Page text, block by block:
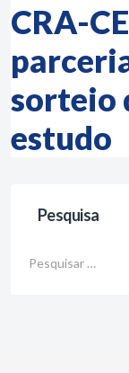
CRA-
sorteio
estudo
Pesquisa